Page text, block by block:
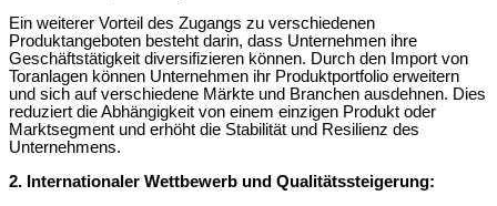
Ein weiterer Vorteil des Zugangs zu verschiedenen
Produktangeboten besteht darin, dass Unternehmen ihre
Geschäftstätigkeit diversifizieren können. Durch den Import von
Toranlagen können Unternehmen ihr Produktportfolio erweitern
und sich auf verschiedene Märkte und Branchen ausdehnen. Dies
reduziert die Abhängigkeit von einem einzigen Produkt oder
Marktsegment und erhöht die Stabilität und Resilienz des
Unternehmens.
2. Internationaler Wettbewerb und Qualitätssteigerung: